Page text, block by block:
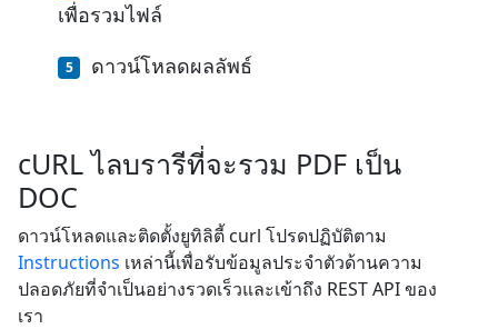
เพื่อรวมไฟล์
ดาวน์โหลดผลลัพธ์
cURL ไลบรารีที่จะรวม PDF เป็น
DOC
ดาวน์โหลดและติดตั้งยูทิลิตี้ curl โปรดปฏิบัติตาม
Instructions เหล่านี้เพื่อรับข้อมูลประจำตัวด้านความ
ปลอดภัยที่จำเป็นอย่างรวดเร็วและเข้าถึง REST API ของ
เรา